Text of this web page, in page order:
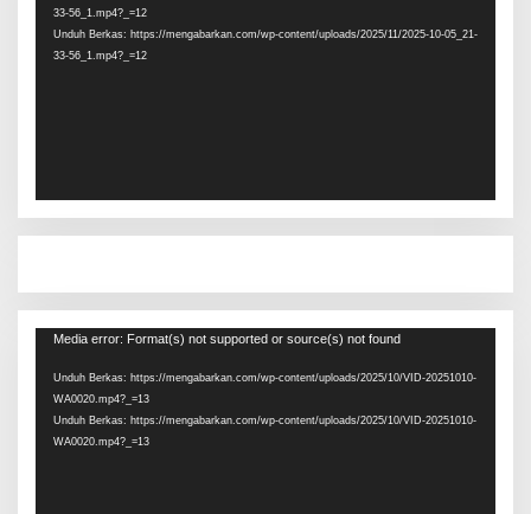
33-56_1.mp4?_=12
Unduh Berkas: https://mengabarkan.com/wp-content/uploads/2025/11/2025-10-05_21-
33-56_1.mp4?_=12
Pemutar
Media error: Format(s) not supported or source(s) not found
Unduh Berkas: https://mengabarkan.com/wp-content/uploads/2025/10/VID-20251010-
WA0020.mp4?_=13
Unduh Berkas: https://mengabarkan.com/wp-content/uploads/2025/10/VID-20251010-
WA0020.mp4?_=13